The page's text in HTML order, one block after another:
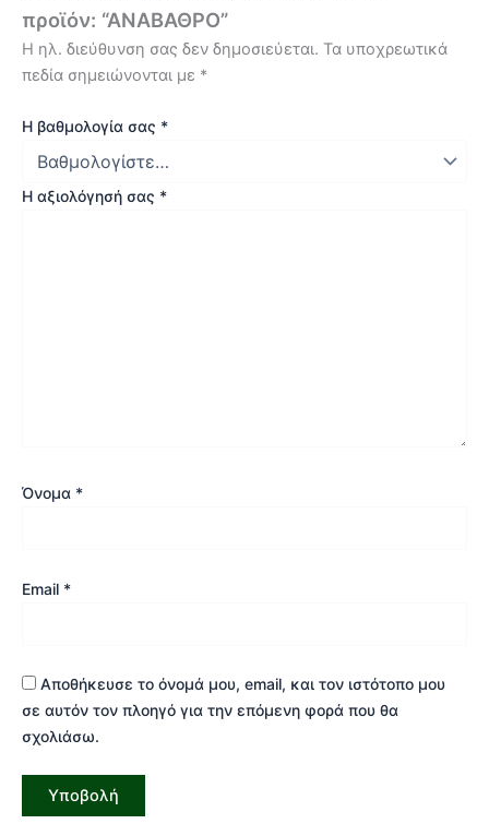
προϊόν: “ΑΝΑΒΑΘΡΟ”
Η ηλ. διεύθυνση σας δεν δημοσιεύεται. Τα υποχρεωτικά
πεδία σημειώνονται με *
Η βαθμολογία σας *
Η αξιολόγησή σας *
Όνομα *
Email *
Αποθήκευσε το όνομά μου, email, και τον ιστότοπο μου
σε αυτόν τον πλοηγό για την επόμενη φορά που θα
σχολιάσω.